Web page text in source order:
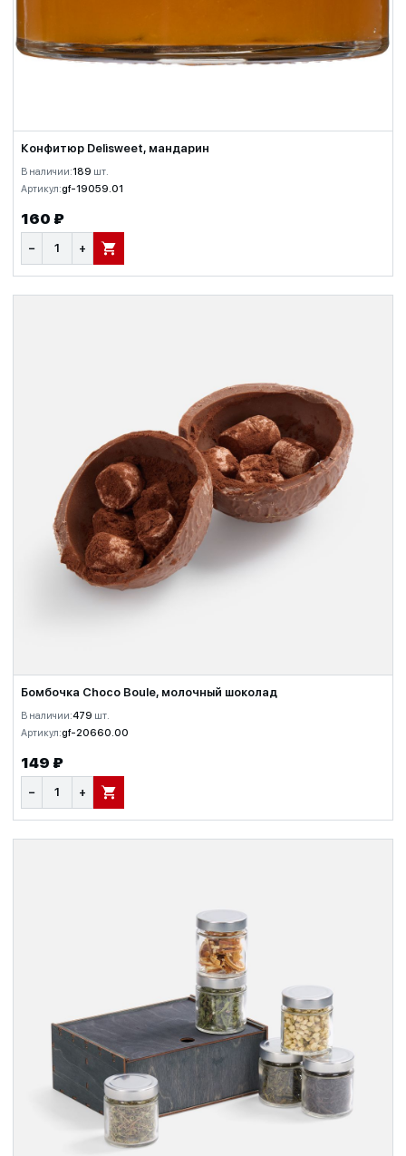
Конфитюр Delisweet, мандарин
В наличии:189 шт.
Артикул:gf-19059.01
160 ₽
− + В КОРЗИНУ
Бомбочка Choсo Boule, молочный шоколад
В наличии:479 шт.
Артикул:gf-20660.00
149 ₽
− + В КОРЗИНУ